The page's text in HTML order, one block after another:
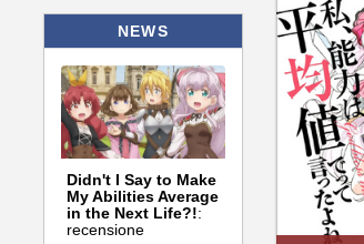
NEWS
Didn't I Say to Make
My Abilities Average
in the Next Life?!:
recensione